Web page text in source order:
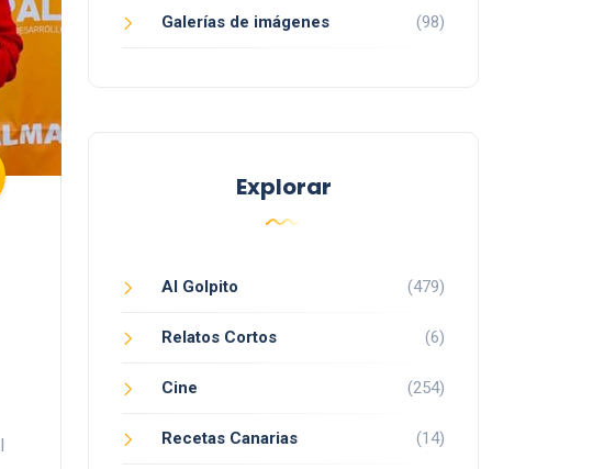
Galerías de imágenes (98)
Explorar
Al Golpito (479)
Relatos Cortos (6)
Cine (254)
Recetas Canarias (14)